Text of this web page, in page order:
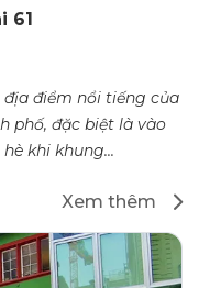
61
địa điểm nổi tiếng của
phố, đặc biệt là vào
khi khung...
Xem thêm